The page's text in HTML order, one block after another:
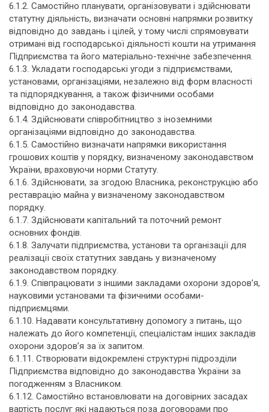
6.1.2. Самостійно планувати, організовувати і здійснювати
статутну діяльність, визначати основні напрямки розвитку
відповідно до завдань і цілей, у тому числі спрямовувати
отримані від господарської діяльності кошти на утримання
Підприємства та його матеріально-технічне забезпечення.
6.1.3. Укладати господарські угоди з підприємствами,
установами, організаціями, незалежно від форм власності
та підпорядкування, а також фізичними особами
відповідно до законодавства.
6.1.4. Здійснювати співробітництво з іноземними
організаціями відповідно до законодавства.
6.1.5. Самостійно визначати напрямки використання
грошових коштів у порядку, визначеному законодавством
України, враховуючи норми Статуту.
6.1.6. Здійснювати, за згодою Власника, реконструкцію або
реставрацію майна у визначеному законодавством
порядку.
6.1.7. Здійснювати капітальний та поточний ремонт
основних фондів.
6.1.8. Залучати підприємства, установи та організації для
реалізації своїх статутних завдань у визначеному
законодавством порядку.
6.1.9. Співпрацювати з іншими закладами охорони здоров’я,
науковими установами та фізичними особами-
підприємцями.
6.1.10. Надавати консультативну допомогу з питань, що
належать до його компетенції, спеціалістам інших закладів
охорони здоров’я за їх запитом.
6.1.11. Створювати відокремлені структурні підрозділи
Підприємства відповідно до законодавства України за
погодженням з Власником.
6.1.12. Cамостійно встановлювати на договірних засадах
вартість послуг які надаються поза договорами про